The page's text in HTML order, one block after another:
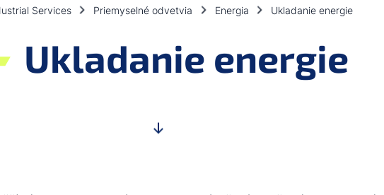
Services Priemyselné odvetvia Energia Ukladanie energie
Ukladanie energie